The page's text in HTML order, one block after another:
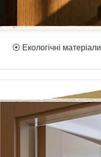
⦿ Екологічні матеріали